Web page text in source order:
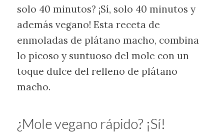
solo 40 minutos? ¡Sí, solo 40 minutos y
además vegano! Esta receta de
enmoladas de plátano macho, combina
lo picoso y suntuoso del mole con un
toque dulce del relleno de plátano
macho.
¿Mole vegano rápido? ¡Sí!